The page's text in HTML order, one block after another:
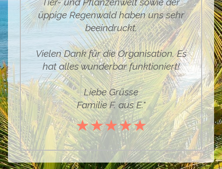
Tier- und Pflanzenwelt sowie der
üppige Regenwald haben uns sehr
beeindruckt.
Vielen Dank für die Organisation. Es
hat alles wunderbar funktioniert!
Liebe Grüsse
Familie F. aus E."